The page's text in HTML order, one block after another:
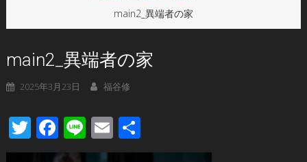
main2_異端者の家
main2_異端者の家
2025年3月23日 福谷修
TwitterFacebook
LineEmail
有